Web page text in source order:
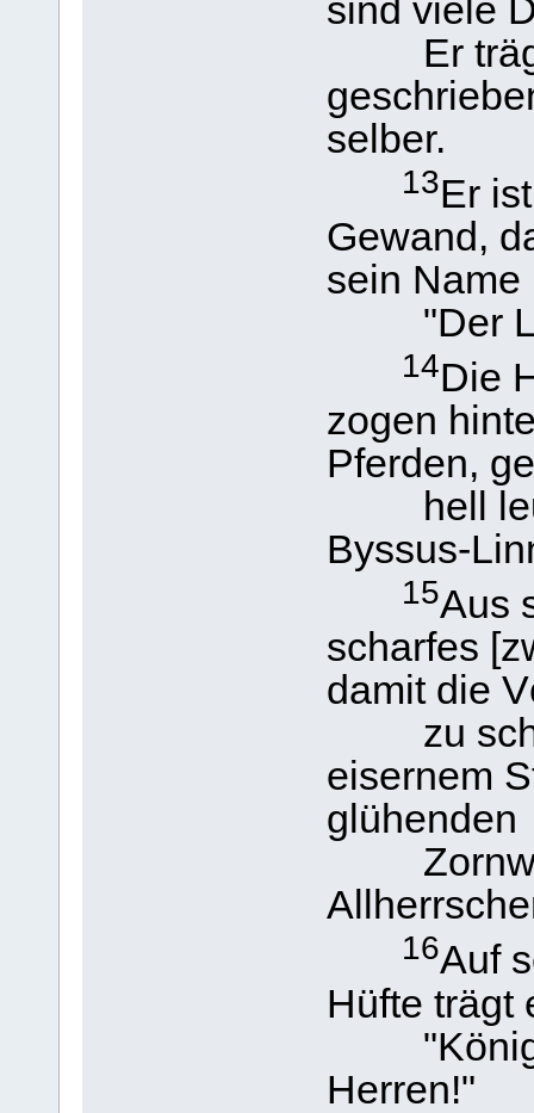
sind viele
Er trägt
selber.
13Er
Gewand,
sein Name
"Der
14Die
zogen
Pferden,
hell
Byssus-
15Aus
scharfes
damit die
zu
eisernem
glühenden
16Auf
Hüfte trägt
"König
Herren!"